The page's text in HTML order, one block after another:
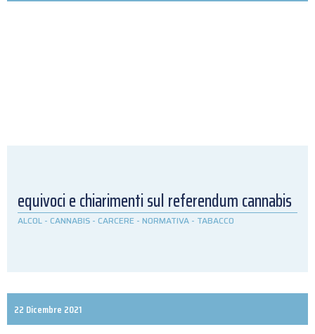
equivoci e chiarimenti sul referendum cannabis
ALCOL - CANNABIS - CARCERE - NORMATIVA - TABACCO
22 Dicembre 2021